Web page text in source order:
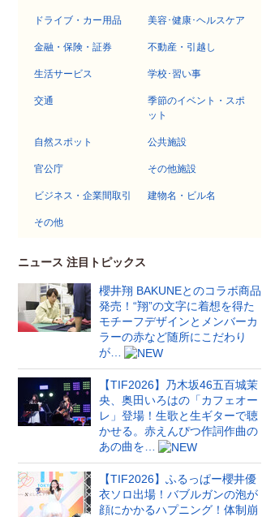
ドライブ・カー用品 美容･健康･ヘルスケア
金融・保険・証券 不動産・引越し
生活サービス 学校･習い事
交通
季節のイベント・スポ
ット
自然スポット 公共施設
官公庁 その他施設
ビジネス・企業間取引 建物名・ビル名
その他
ニュース 注目トピックス
櫻井翔 BAKUNEとのコラボ商品
発売！“翔”の文字に着想を得た
モチーフデザインとメンバーカ
ラーの赤など随所にこだわり
が…
【TIF2026】乃木坂46五百城茉
央、奥田いろはの「カフェオー
レ」登場！生歌と生ギターで聴
かせる。赤えんぴつ作詞作曲の
あの曲を…
【TIF2026】ふるっぱー櫻井優
衣ソロ出場！バブルガンの泡が
顔にかかるハプニング！体制崩